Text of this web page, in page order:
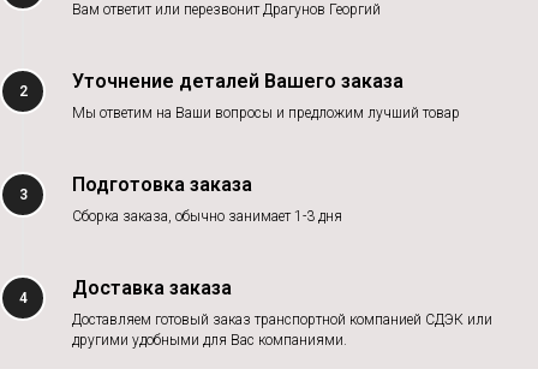
Вам ответит или перезвонит Драгунов Георгий
2 Уточнение деталей Вашего заказа
Мы ответим на Ваши вопросы и предложим лучший товар
3 Подготовка заказа
Сборка заказа, обычно занимает 1-3 дня
4 Доставка заказа
Доставляем готовый заказ транспортной компанией СДЭК или
другими удобными для Вас компаниями.